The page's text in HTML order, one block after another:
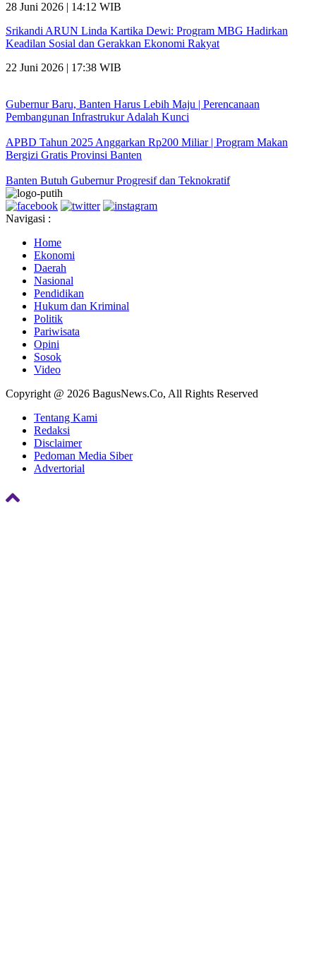
28 Juni 2026 | 14:12 WIB
Srikandi ARUN Linda Kartika Dewi: Program MBG Hadirkan
Keadilan Sosial dan Gerakkan Ekonomi Rakyat
22 Juni 2026 | 17:38 WIB
Gubernur Baru, Banten Harus Lebih Maju | Perencanaan
Pembangunan Infrastrukur Adalah Kunci
APBD Tahun 2025 Anggarkan Rp200 Miliar | Program Makan
Bergizi Gratis Provinsi Banten
Banten Butuh Gubernur Progresif dan Teknokratif
Navigasi :
Home
Ekonomi
Daerah
Nasional
Pendidikan
Hukum dan Kriminal
Politik
Pariwisata
Opini
Sosok
Video
Copyright @ 2026 BagusNews.Co, All Rights Reserved
Tentang Kami
Redaksi
Disclaimer
Pedoman Media Siber
Advertorial